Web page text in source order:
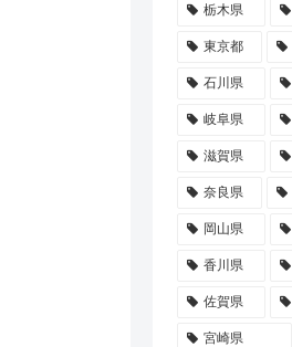
栃木県
東京都
石川県
岐阜県
滋賀県
奈良県
岡山県
香川県
佐賀県
宮崎県